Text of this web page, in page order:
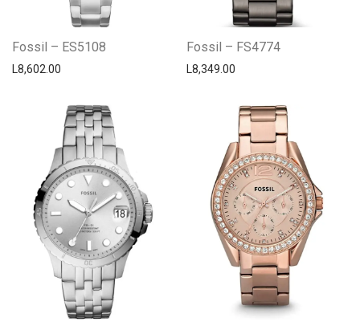
Fossil – ES5108
L8,602.00
Fossil – FS4774
L8,349.00